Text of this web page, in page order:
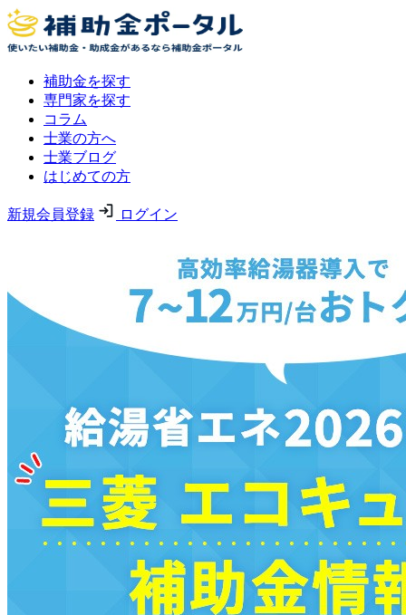
補助金を探す
専門家を探す
コラム
士業の方へ
士業ブログ
はじめての方
新規会員登録 ログイン